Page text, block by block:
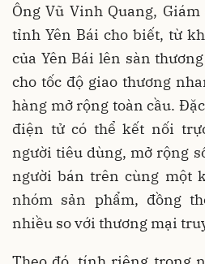
Ông Vũ Vinh Quang,
tỉnh Yên Bái cho biết, từ
của Yên Bái lên sàn
cho tốc độ giao thương
hàng mở rộng toàn cầu.
điện tử có thể kết nối
người tiêu dùng, mở rộng
người bán trên cùng một
nhóm sản phẩm, đồng
nhiều so với thương mại